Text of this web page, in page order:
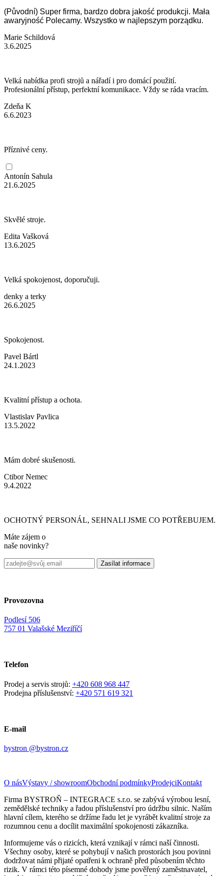
(Původní) Super firma, bardzo dobra jakość produkcji. Mała
awaryjność Polecamy. Wszystko w najlepszym porządku.
Marie Schildová
3.6.2025
Velká nabídka profi strojů a nářadí i pro domácí použití.
Profesionální přístup, perfektní komunikace. Vždy se ráda vracím.
Zdeňa K
6.6.2023
Příznivé ceny.
Antonín Sahula
21.6.2025
Skvělé stroje.
Edita Vašková
13.6.2025
Velká spokojenost, doporučuji.
denky a terky
26.6.2025
Spokojenost.
Pavel Bártl
24.1.2023
Kvalitní přístup a ochota.
Vlastislav Pavlica
13.5.2022
Mám dobré skušenosti.
Ctibor Nemec
9.4.2022
OCHOTNÝ PERSONÁL, SEHNALI JSME CO POTŘEBUJEM.
Máte zájem o
naše novinky?
Provozovna
Podlesí 506
757 01 Valašské Meziříčí
Telefon
Prodej a servis strojů: +420 608 968 447
Prodejna příslušenství: +420 571 619 321
E-mail
bystron @bystron.cz
O násVýstavy / showroomObchodní podmínkyProdejciKontakt
Firma BYSTROŇ – INTEGRACE s.r.o. se zabývá výrobou lesní,
zemědělské techniky a řadou příslušenství pro údržbu silnic. Naším
hlavní cílem, kterého se držíme řadu let je vyrábět kvalitní stroje za
rozumnou cenu a docílit maximální spokojenosti zákazníka.
Informujeme vás o rizicích, která vznikají v rámci naší činnosti.
Všechny osoby, které se pohybují v našich prostorách jsou povinni
dodržovat námi přijaté opatřeni k ochraně před působením těchto
rizik. V rámci této písemné dohody jsme pověřený zaměstnavatel,